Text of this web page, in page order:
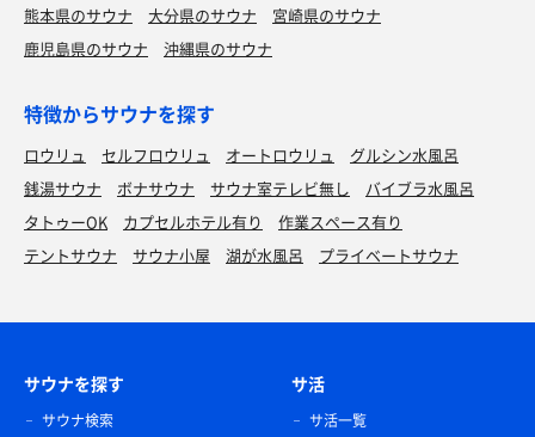
熊本県のサウナ
大分県のサウナ
宮崎県のサウナ
鹿児島県のサウナ
沖縄県のサウナ
特徴からサウナを探す
ロウリュ セルフロウリュ オートロウリュ
グルシン水風呂
銭湯サウナ
ボナサウナ サウナ室テレビ無し
バイブラ水風呂
タトゥーOK
カプセルホテル有り
作業スペース有り
テントサウナ
サウナ小屋 湖が水風呂 プライベートサウナ
サウナを探す
サウナ検索
サ活
サ活一覧